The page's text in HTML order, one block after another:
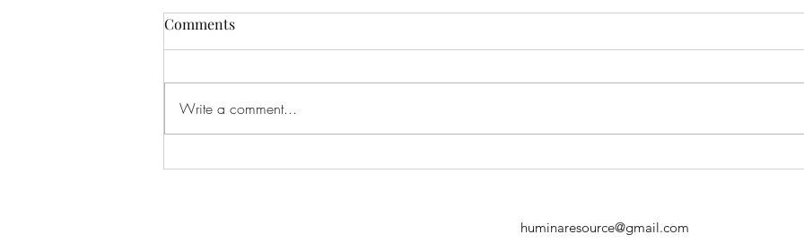
Comments
Write a comment...
huminaresource@gmail.com